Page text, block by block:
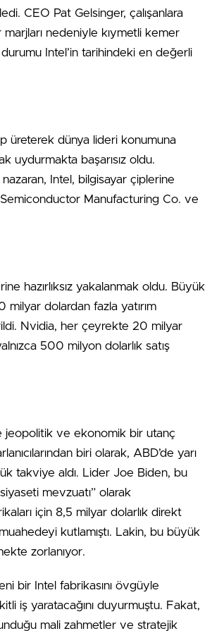
CEO Pat Gelsinger, çalışanlara
nedeniyle kıymetli kemer
Intel’in tarihindeki en değerli
üreterek dünya lideri konumuna
uydurmakta başarısız oldu.
Intel, bilgisayar çiplerine
Semiconductor Manufacturing Co. ve
hazırlıksız yakalanmak oldu. Büyük
milyar dolardan fazla yatırım
Nvidia, her çeyrekte 20 milyar
500 milyon dolarlık satış
jeopolitik ve ekonomik bir utanç
biri olarak, ABD’de yarı
takviye aldı. Lider Joe Biden, bu
mevzuatı” olarak
için 8,5 milyar dolarlık direkt
kutlamıştı. Lakin, bu büyük
zorlanıyor.
bir Intel fabrikasını övgüyle
iş yaratacağını duyurmuştu. Fakat,
mali zahmetler ve stratejik